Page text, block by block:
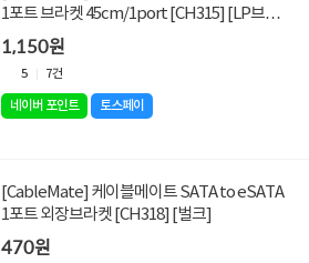
1포트 브라켓 45cm/1port [CH315] [LP브라
켓 미포함]
1,150원
5 7건
네이버 포인트 토스페이
[CableMate] 케이블메이트 SATA to eSATA
1포트 외장브라켓 [CH318] [벌크]
470원